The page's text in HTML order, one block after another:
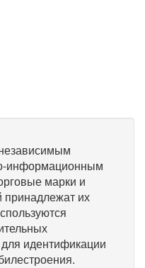
информационным
марки и
их
идентификации